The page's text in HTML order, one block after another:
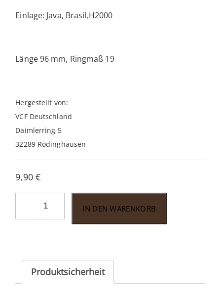
Einlage: Java, Brasil,H2000
Länge 96 mm, Ringmaß 19
Hergestellt von:
VCF Deutschland
Daimlerring 5
32289 Rödinghausen
9,90 €
20er
Menge
IN DEN WARENKORB
Produktsicherheit